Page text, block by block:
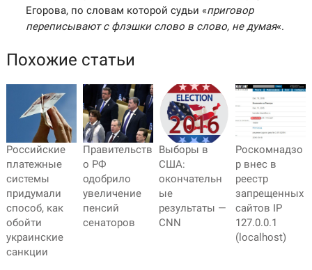
Егорова, по словам которой судьи «приговор
переписывают с флэшки слово в слово, не думая«.
Похожие статьи
Российские
платежные
системы
придумали
способ, как
обойти
украинские
санкции
Правительств
о РФ
одобрило
увеличение
пенсий
сенаторов
Выборы в
США:
окончательн
ые
результаты —
CNN
Роскомнадзо
р внес в
реестр
запрещенных
сайтов IP
127.0.0.1
(localhost)